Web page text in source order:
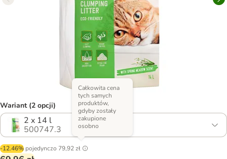
Wariant (2 opcji)
2 x 14 l
500747.3
-12.46% pojedynczo 79,92 zł
Całkowita cena
tych samych
produktów,
gdyby zostały
zakupione
osobno